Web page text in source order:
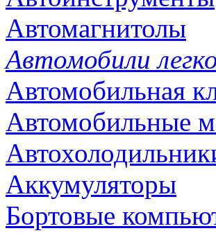
Автомагнитолы
Автомобили
Автомобильная
Автомобильные
Аккумуляторы
Бортовые